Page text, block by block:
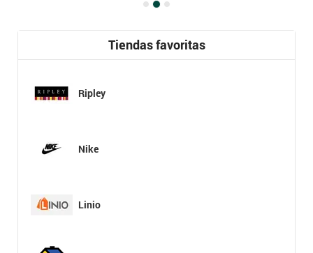
Tiendas favoritas
Ripley
Nike
Linio